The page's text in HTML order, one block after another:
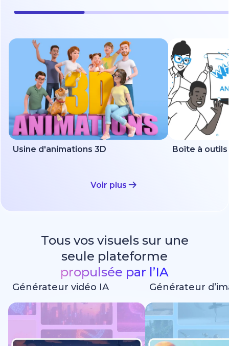
Usine d'animations 3D
Voir plus
Tous vos visuels sur une
seule plateforme
propulsée par l’IA
Générateur vidéo IA Générateur